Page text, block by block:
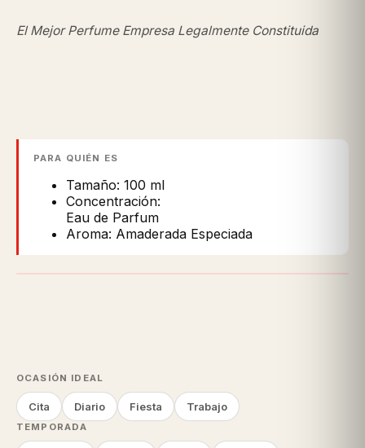
El Mejor Perfume Empresa Legalmente Constituida
PARA QUIÉN ES
Tamaño: 100 ml
Concentración:
Eau de Parfum
Aroma: Amaderada Especiada
OCASIÓN IDEAL
Cita Diario Fiesta Trabajo
TEMPORADA